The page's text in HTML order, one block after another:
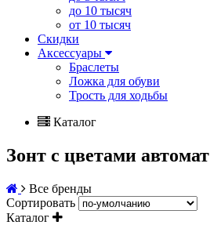
до 10 тысяч
от 10 тысяч
Скидки
Аксессуары
Браслеты
Ложка для обуви
Трость для ходьбы
Каталог
Зонт с цветами автомат
Все бренды
Сортировать
Каталог